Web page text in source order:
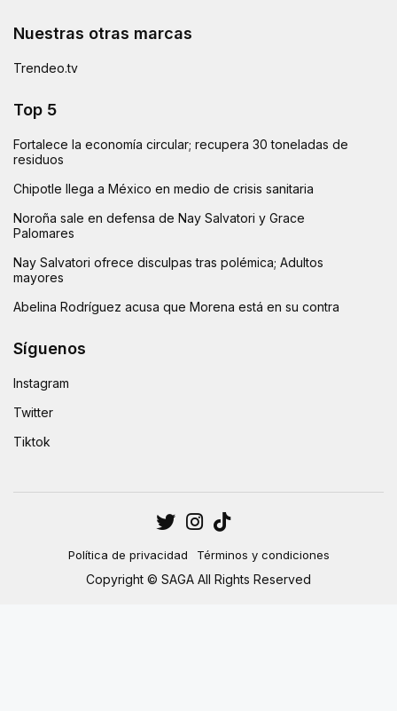
Nuestras otras marcas
Trendeo.tv
Top 5
Fortalece la economía circular; recupera 30 toneladas de
residuos
Chipotle llega a México en medio de crisis sanitaria
Noroña sale en defensa de Nay Salvatori y Grace
Palomares
Nay Salvatori ofrece disculpas tras polémica; Adultos
mayores
Abelina Rodríguez acusa que Morena está en su contra
Síguenos
Instagram
Twitter
Tiktok
Política de privacidad Términos y condiciones
Copyright © SAGA All Rights Reserved